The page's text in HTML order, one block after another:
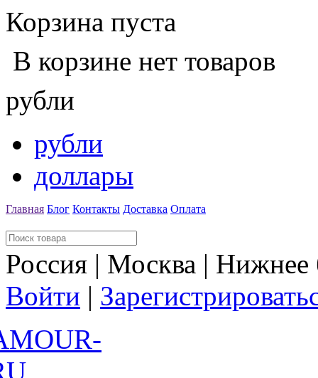
Корзина пуста
В корзине нет товаров
рубли
рубли
доллары
Главная Блог Контакты Доставка Оплата
Россия | Москва |
Войти |